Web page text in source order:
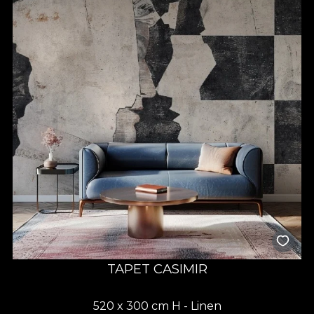
TAPET CASIMIR
520 x 300 cm H - Linen